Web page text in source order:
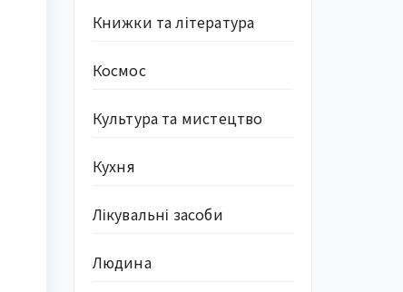
Книжки та література
Космос
Культура та мистецтво
Кухня
Лікувальні засоби
Людина